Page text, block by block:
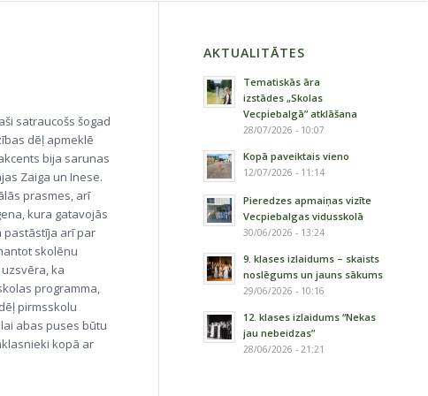
satraucošs šogad
dēļ apmeklē
bija sarunas
Zaiga un Inese.
prasmes, arī
kura gatavojās
pastāstīja arī par
skolēnu
ka
programma,
pirmsskolu
abas puses būtu
kopā ar
AKTUALITĀTES
Tematiskās āra
izstādes „Skolas
Vecpiebalgā” atklāšana
28/07/2026 - 10:07
Kopā paveiktais vieno
12/07/2026 - 11:14
Pieredzes apmaiņas vizīte
Vecpiebalgas vidusskolā
30/06/2026 - 13:24
9. klases izlaidums – skaists
noslēgums un jauns sākums
29/06/2026 - 10:16
12. klases izlaidums “Nekas
jau nebeidzas”
28/06/2026 - 21:21